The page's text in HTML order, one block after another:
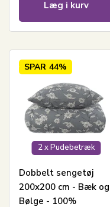
Læg i kurv
2 x Pudebetræk
SPAR 44%
Dobbelt sengetøj
200x200 cm - Bæk og
Bølge - 100%